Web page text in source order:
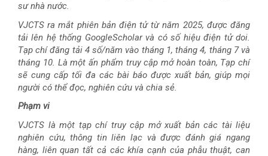
sư nhà nước.
VJCTS ra mắt phiên bản điện tử từ năm 2025, được đăng
tải lên hệ thống GoogleScholar và có số hiệu điện tử doi.
Tạp chí đăng tải 4 số/năm vào tháng 1, tháng 4, tháng 7 và
tháng 10. Là một ấn phẩm truy cập mở hoàn toàn, Tạp chí
sẽ cung cấp tối đa các bài báo được xuất bản, giúp mọi
người có thể đọc, nghiên cứu và chia sẻ.
Phạm vi
VJCTS là một tạp chí truy cập mở xuất bản các tài liệu
nghiên cứu, thông tin liên lạc và được đánh giá ngang
hàng, liên quan tất cả các khía cạnh của phẫu thuật, can